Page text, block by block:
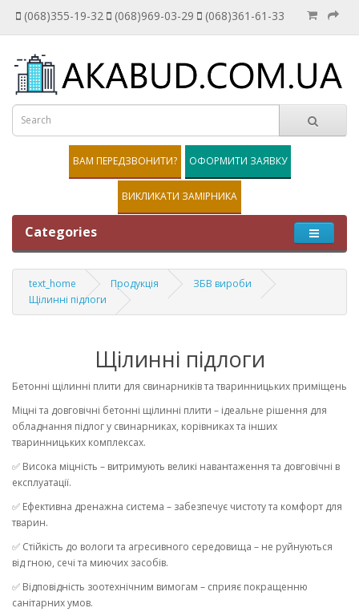
(068)355-19-32 (068)969-03-29 (068)361-61-33
ВАМ ПЕРЕДЗВОНИТИ? ОФОРМИТИ ЗАЯВКУ
ВИКЛИКАТИ ЗАМІРНИКА
Categories
text_home Продукція
ЗБВ вироби
Щілинні підлоги
Щілинні підлоги
Бетонні щілинні плити для свинарників та тваринницьких приміщень
Міцні та довговічні бетонні щілинні плити – ідеальне рішення для
обладнання підлог у свинарниках, корівниках та інших
тваринницьких комплексах.
✅ Висока міцність – витримують великі навантаження та довговічні в
експлуатації.
✅ Ефективна дренажна система – забезпечує чистоту та комфорт для
тварин.
✅ Стійкість до вологи та агресивного середовища – не руйнуються
від гною, сечі та миючих засобів.
✅ Відповідність зоотехнічним вимогам – сприяє покращенню
санітарних умов.